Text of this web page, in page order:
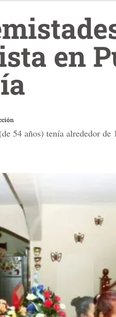
en
54 años) tenía alrededor de